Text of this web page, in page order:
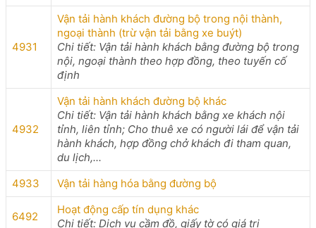
4931
Vận tải hành khách đường bộ trong nội thành,
ngoại thành (trừ vận tải bằng xe buýt)
Chi tiết: Vận tải hành khách bằng đường bộ trong
nội, ngoại thành theo hợp đồng, theo tuyến cố
định
4932
Vận tải hành khách đường bộ khác
Chi tiết: Vận tải hành khách bằng xe khách nội
tỉnh, liên tỉnh; Cho thuê xe có người lái để vận tải
hành khách, hợp đồng chở khách đi tham quan,
du lịch,...
4933
Vận tải hàng hóa bằng đường bộ
6492
Hoạt động cấp tín dụng khác
Chi tiết: Dịch vụ cầm đồ, giấy tờ có giá trị